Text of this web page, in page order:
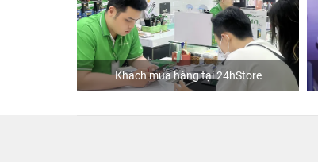
Khách mua hàng tại 24hStore